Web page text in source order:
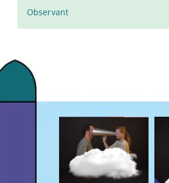
Observant